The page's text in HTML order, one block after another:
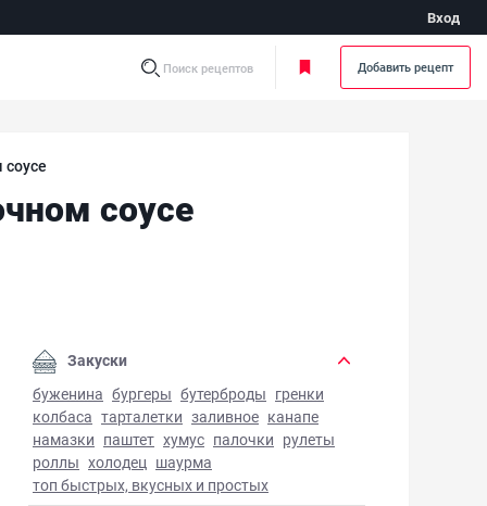
Вход
Поиск рецептов Добавить рецепт
соусе
куриные шарики в сырно-сливочном соусе - фото
Закуски
буженина бургеры бутерброды гренки
колбаса тарталетки заливное канапе
намазки паштет хумус палочки рулеты
роллы холодец шаурма
топ быстрых, вкусных и простых